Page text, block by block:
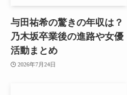
与田祐希の驚きの年収は？
乃木坂卒業後の進路や女優
活動まとめ
2026年7月24日